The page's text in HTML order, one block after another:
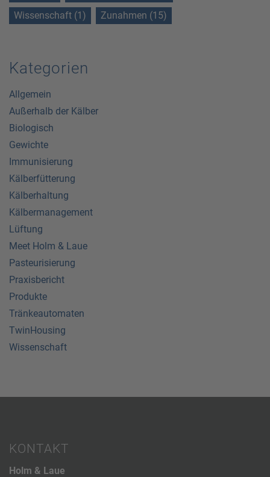
Wissenschaft (1) Zunahmen (15)
Kategorien
Allgemein
Außerhalb der Kälber
Biologisch
Gewichte
Immunisierung
Kälberfütterung
Kälberhaltung
Kälbermanagement
Lüftung
Meet Holm & Laue
Pasteurisierung
Praxisbericht
Produkte
Tränkeautomaten
TwinHousing
Wissenschaft
KONTAKT
Holm & Laue